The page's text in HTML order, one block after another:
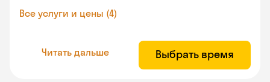
Все услуги и цены (4)
Читать дальше Выбрать время